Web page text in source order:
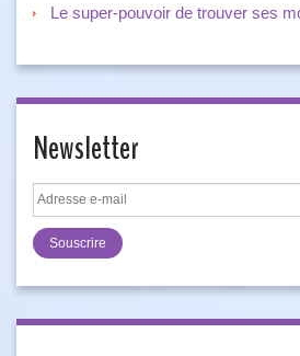
Le super-pouvoir de trouver ses
Newsletter
Adresse
e-
mail